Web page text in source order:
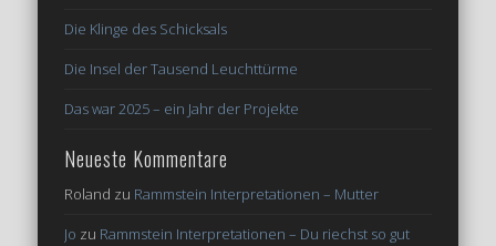
Die Klinge des Schicksals
Die Insel der Tausend Leuchttürme
Das war 2025 – ein Jahr der Projekte
Neueste Kommentare
Roland zu Rammstein Interpretationen – Mutter
Jo zu Rammstein Interpretationen – Du riechst so gut